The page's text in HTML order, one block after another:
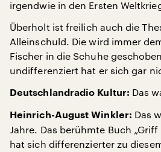
irgendwie in den Ersten
Überholt ist freilich auch die
Alleinschuld. Die wird immer
Fischer in die Schuhe
undifferenziert hat er sich gar
Deutschlandradio Kultur: Das
Heinrich-August Winkler: Das
Jahre. Das berühmte Buch
hat sich differenzierter zu